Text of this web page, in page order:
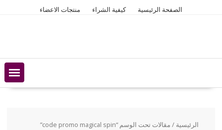
الصفحة الرئيسية كيفية الشراء منتجات الاعضاء
الرئيسية / مقالات تحت الوسم “code promo magical spin”